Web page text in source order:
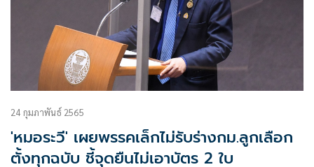
24 กุมภาพันธ์ 2565
'หมอระวี' เผยพรรคเล็กไม่รับร่างกม.ลูกเลือก
ตั้งทุกฉบับ ชี้จุดยืนไม่เอาบัตร 2 ใบ